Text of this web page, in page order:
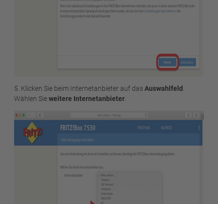
5. Klicken Sie beim Internetanbieter auf das Auswahlfeld
Wählen Sieweitere Internetanbieter